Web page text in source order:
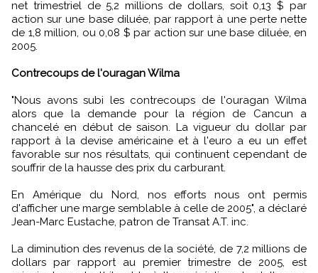
net trimestriel de 5,2 millions de dollars, soit 0,13 $ par
action sur une base diluée, par rapport à une perte nette
de 1,8 million, ou 0,08 $ par action sur une base diluée, en
2005.
Contrecoups de l'ouragan Wilma
"Nous avons subi les contrecoups de l'ouragan Wilma
alors que la demande pour la région de Cancun a
chancelé en début de saison. La vigueur du dollar par
rapport à la devise américaine et à l'euro a eu un effet
favorable sur nos résultats, qui continuent cependant de
souffrir de la hausse des prix du carburant.
En Amérique du Nord, nos efforts nous ont permis
d'afficher une marge semblable à celle de 2005", a déclaré
Jean-Marc Eustache, patron de Transat A.T. inc.
La diminution des revenus de la société, de 7,2 millions de
dollars par rapport au premier trimestre de 2005, est